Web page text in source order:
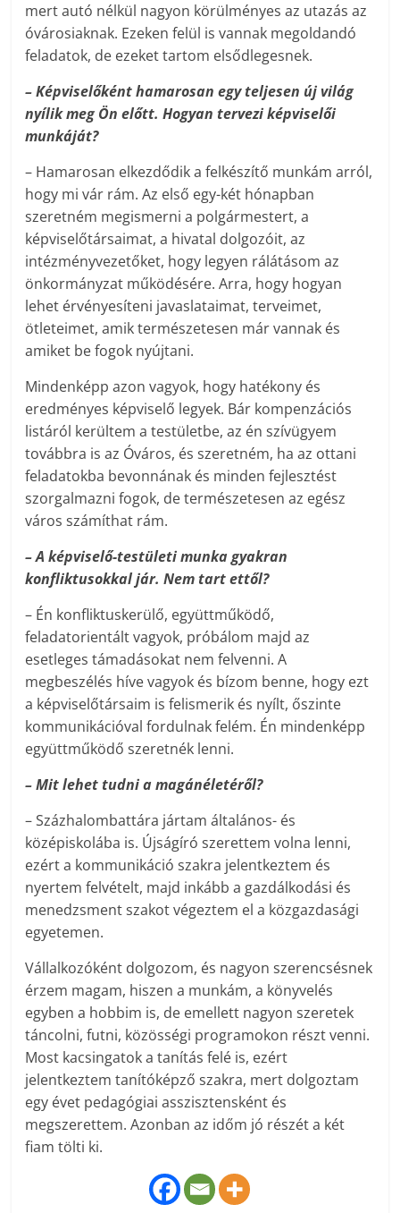
mert autó nélkül nagyon körülményes az utazás az
óvárosiaknak. Ezeken felül is vannak megoldandó
feladatok, de ezeket tartom elsődlegesnek.
– Képviselőként hamarosan egy teljesen új világ
nyílik meg Ön előtt. Hogyan tervezi képviselői
munkáját?
– Hamarosan elkezdődik a felkészítő munkám arról,
hogy mi vár rám. Az első egy-két hónapban
szeretném megismerni a polgármestert, a
képviselőtársaimat, a hivatal dolgozóit, az
intézményvezetőket, hogy legyen rálátásom az
önkormányzat működésére. Arra, hogy hogyan
lehet érvényesíteni javaslataimat, terveimet,
ötleteimet, amik természetesen már vannak és
amiket be fogok nyújtani.
Mindenképp azon vagyok, hogy hatékony és
eredményes képviselő legyek. Bár kompenzációs
listáról kerültem a testületbe, az én szívügyem
továbbra is az Óváros, és szeretném, ha az ottani
feladatokba bevonnának és minden fejlesztést
szorgalmazni fogok, de természetesen az egész
város számíthat rám.
– A képviselő-testületi munka gyakran
konfliktusokkal jár. Nem tart ettől?
– Én konfliktuskerülő, együttműködő,
feladatorientált vagyok, próbálom majd az
esetleges támadásokat nem felvenni. A
megbeszélés híve vagyok és bízom benne, hogy ezt
a képviselőtársaim is felismerik és nyílt, őszinte
kommunikációval fordulnak felém. Én mindenképp
együttműködő szeretnék lenni.
– Mit lehet tudni a magánéletéről?
– Százhalombattára jártam általános- és
középiskolába is. Újságíró szerettem volna lenni,
ezért a kommunikáció szakra jelentkeztem és
nyertem felvételt, majd inkább a gazdálkodási és
menedzsment szakot végeztem el a közgazdasági
egyetemen.
Vállalkozóként dolgozom, és nagyon szerencsésnek
érzem magam, hiszen a munkám, a könyvelés
egyben a hobbim is, de emellett nagyon szeretek
táncolni, futni, közösségi programokon részt venni.
Most kacsingatok a tanítás felé is, ezért
jelentkeztem tanítóképző szakra, mert dolgoztam
egy évet pedagógiai asszisztensként és
megszerettem. Azonban az időm jó részét a két
fiam tölti ki.